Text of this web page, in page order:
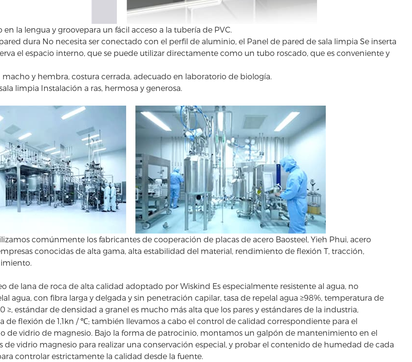
en la lengua y groovepara un fácil acceso a la tubería de PVC.
dura No necesita ser conectado con el perfil de aluminio, el Panel de pared de sala limpia Se inserta
el espacio interno, que se puede utilizar directamente como un tubo roscado, que es conveniente y
macho y hembra, costura cerrada, adecuado en laboratorio de biología.
limpia Instalación a ras, hermosa y generosa.
comúnmente los fabricantes de cooperación de placas de acero Baosteel, Yieh Phui, acero
conocidas de alta gama, alta estabilidad del material, rendimiento de flexión T, tracción,
de lana de roca de alta calidad adoptado porWiskind Es especialmente resistente al agua, no
agua, con fibra larga y delgada y sin penetración capilar, tasa de repelal agua ≥98%, temperatura de
≥, estándar de densidad a granel es mucho más alta que los pares y estándares de la industria,
de flexión de 1,1kn / ℃; también llevamos a cabo el control de calidad correspondiente para el
de vidrio de magnesio. Bajo la forma de patrocinio, montamos un galpón de mantenimiento en el
de vidrio magnesio para realizar una conservación especial, y probar el contenido de humedad de cada
controlar estrictamente la calidad desde la fuente.